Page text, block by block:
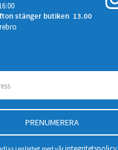
stänger butiken 13.00
PRENUMERERA